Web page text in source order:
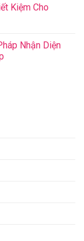
Kiệm Cho
Nhận Diện